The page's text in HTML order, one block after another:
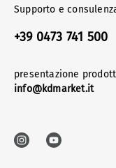
Supporto e
+39 0473 741 500
presentazione
info@kdmarket.it